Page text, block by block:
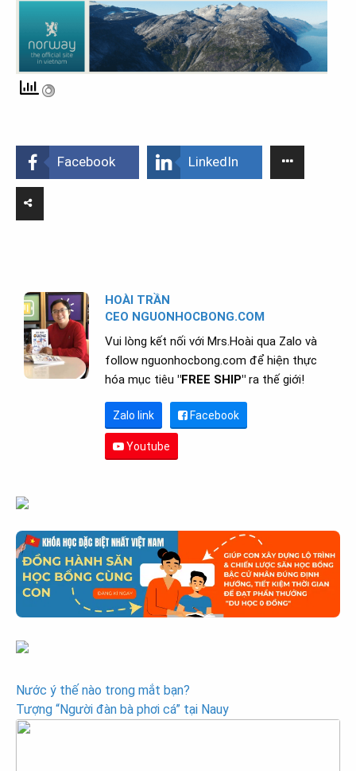
Facebook LinkedIn
HOÀI TRẦN
CEO NGUONHOCBONG.COM
Vui lòng kết nối với Mrs.Hoài qua Zalo và
follow nguonhocbong.com để hiện thực
hóa mục tiêu "FREE SHIP" ra thế giới!
Zalo link Facebook
Youtube
Post
navigation
Nước ý thế nào trong mắt bạn?
Tượng “Người đàn bà phơi cá” tại Nauy